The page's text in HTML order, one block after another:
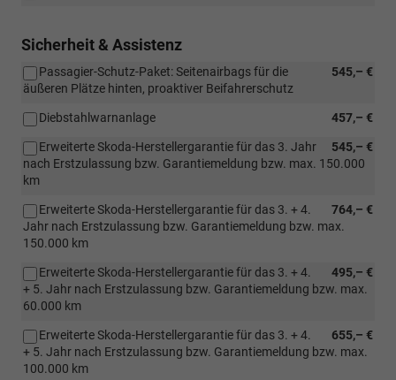
Sicherheit & Assistenz
545,– €
Passagier-Schutz-Paket: Seitenairbags für die
äußeren Plätze hinten, proaktiver Beifahrerschutz
457,– €
Diebstahlwarnanlage
545,– €
Erweiterte Skoda-Herstellergarantie für das 3. Jahr
nach Erstzulassung bzw. Garantiemeldung bzw. max. 150.000
km
764,– €
Erweiterte Skoda-Herstellergarantie für das 3. + 4.
Jahr nach Erstzulassung bzw. Garantiemeldung bzw. max.
150.000 km
495,– €
Erweiterte Skoda-Herstellergarantie für das 3. + 4.
+ 5. Jahr nach Erstzulassung bzw. Garantiemeldung bzw. max.
60.000 km
655,– €
Erweiterte Skoda-Herstellergarantie für das 3. + 4.
+ 5. Jahr nach Erstzulassung bzw. Garantiemeldung bzw. max.
100.000 km